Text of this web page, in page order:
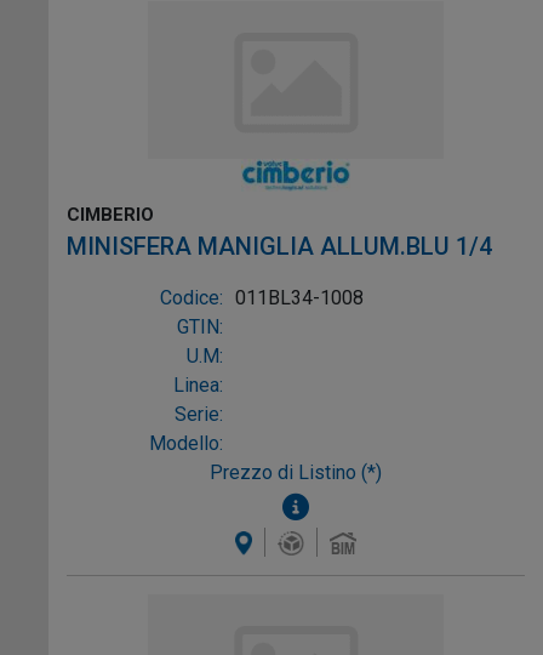
CIMBERIO
MINISFERA MANIGLIA ALLUM.BLU 1/4
Codice: 011BL34-1008
GTIN:
U.M:
Linea:
Serie:
Modello:
Prezzo di Listino (*)